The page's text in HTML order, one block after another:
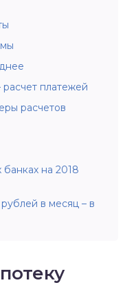
расчет платежей
расчетов
на 2018
в месяц – в